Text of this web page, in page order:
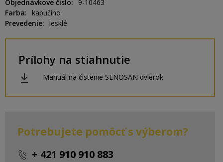
Objednávkové číslo
9-10463
Farba
kapučíno
Prevedenie
lesklé
Prílohy na stiahnutie
Manuál na čistenie SENOSAN dvierok
Potrebujete pomôcť s výberom?
+ 421 910 910 883